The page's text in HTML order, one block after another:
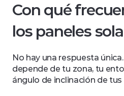
Con qué
los paneles
No hay una respuesta
depende de tu zona, tu
ángulo de inclinación de tus